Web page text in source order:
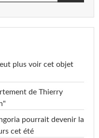
plus voir cet objet
de Thierry
pourrait devenir la
cet été